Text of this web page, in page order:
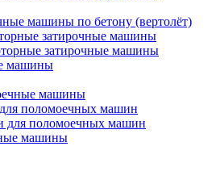
машины по бетону (вертолёт)
затирочные машины
затирочные машины
машины
машины
поломоечных машин
для поломоечных машин
машины